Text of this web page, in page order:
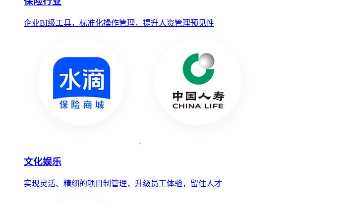
企业BI级工具，标准化操作管理，提升人资管理预见性
文化娱乐
实现灵活、精细的项目制管理，升级员工体验，留住人才